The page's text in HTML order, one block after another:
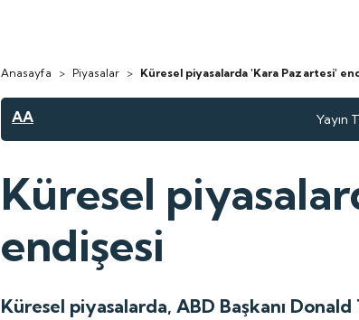
Anasayfa > Piyasalar > Küresel piyasalarda 'Kara Pazartesi'
AA Yayın
Küresel
endişesi
Küresel piyasalarda, ABD Başkanı Donald